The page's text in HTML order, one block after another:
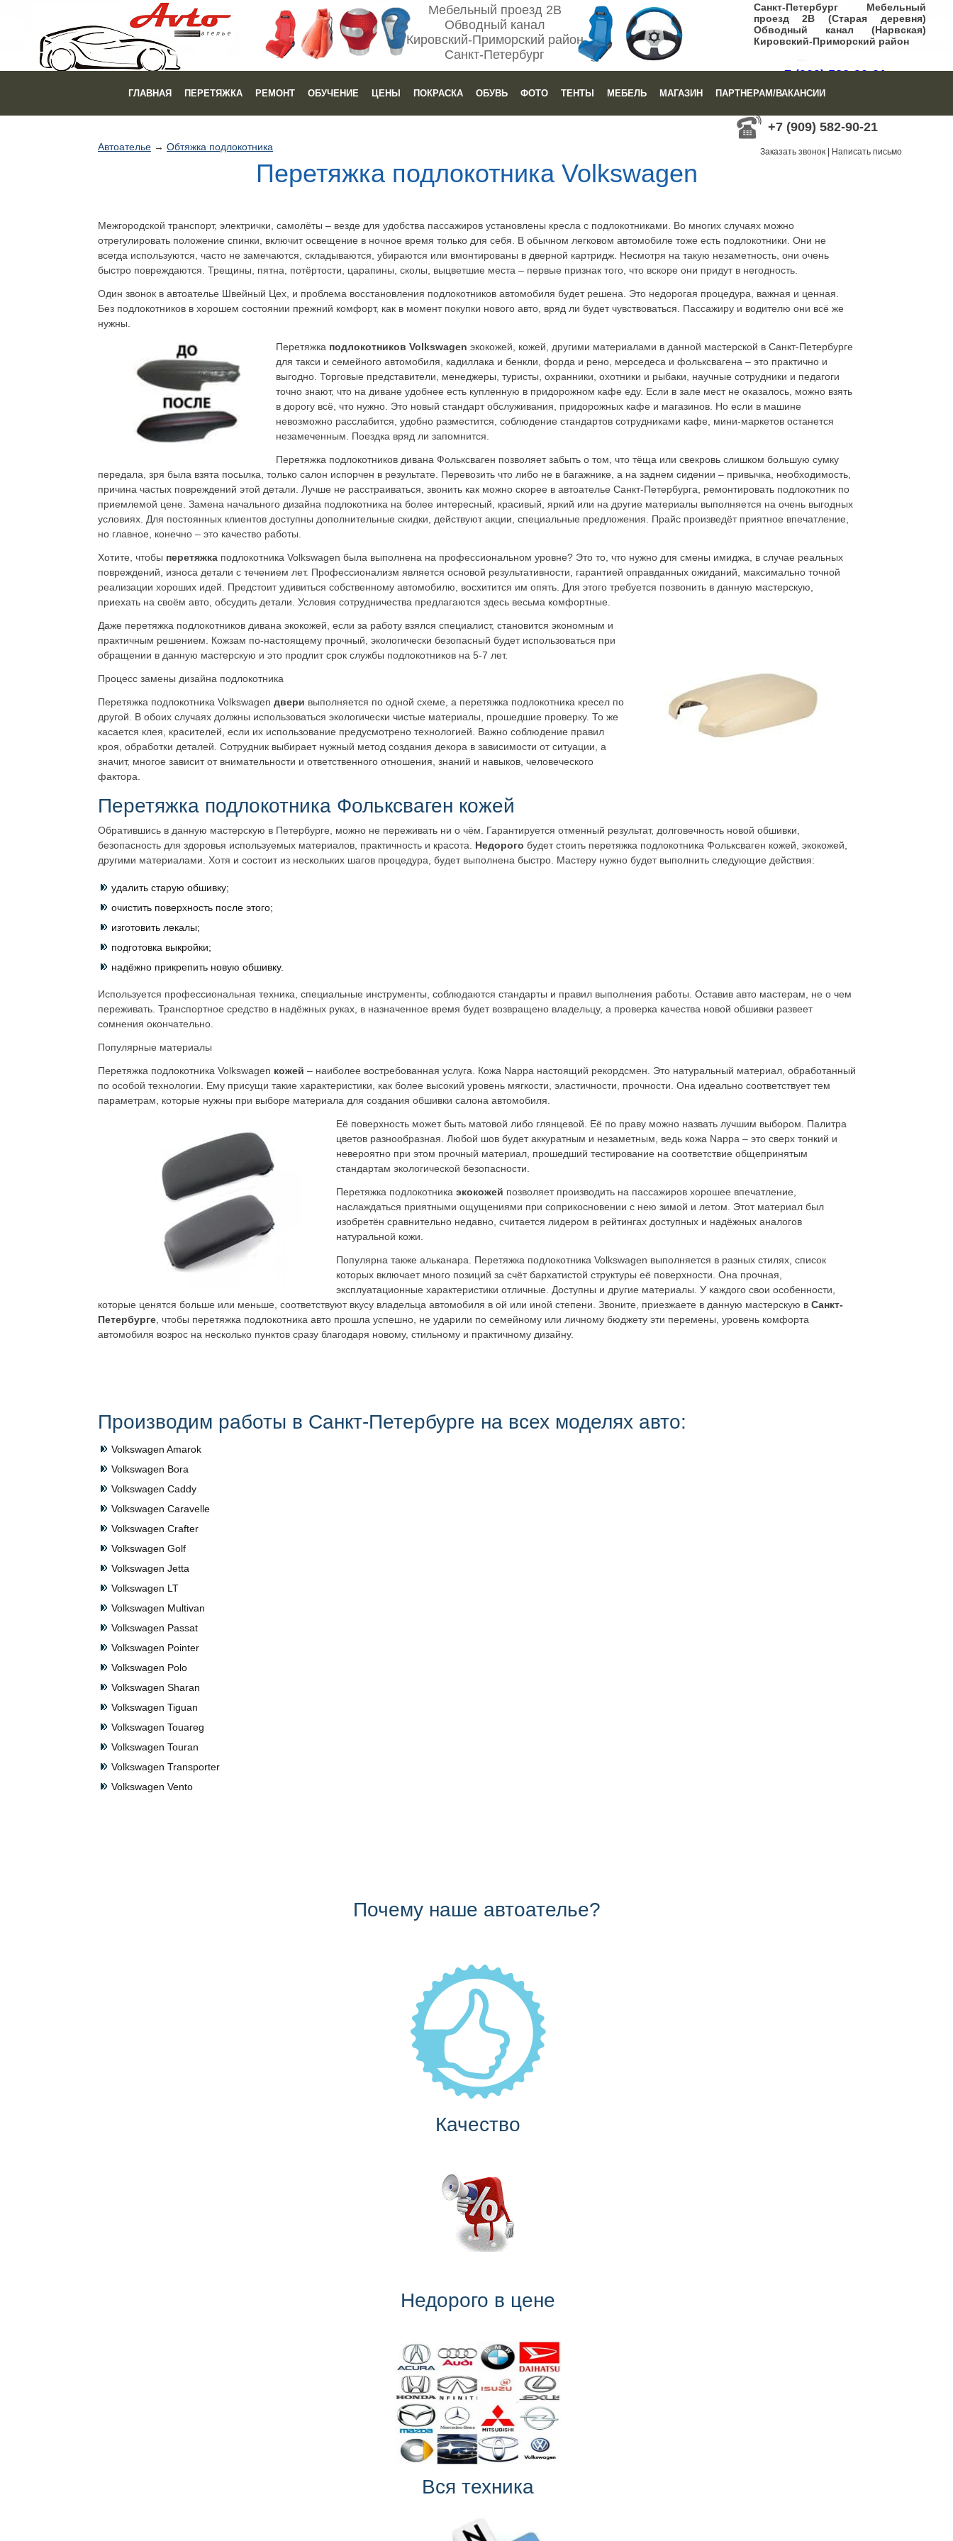
Мебельный проезд 2В
Обводный канал
Кировский-Приморский район
Санкт-Петербург
Санкт-Петербург Мебельный
проезд 2В (Старая деревня)
Обводный канал (Нарвская)
Кировский-Приморский район
+7 (909) 582-90-21
Заказать звонок|Написать письмо
+7 (909) 582-90-21
Заказать звонок Написать письмо
ГЛАВНАЯ ПЕРЕТЯЖКА РЕМОНТ ОБУЧЕНИЕ ЦЕНЫ ПОКРАСКА ОБУВЬ ФОТО ТЕНТЫ МЕБЕЛЬ МАГАЗИН ПАРТНЕРАМ/ВАКАНСИИ
Автоателье → Обтяжка подлокотника
Перетяжка подлокотника Volkswagen
Межгородской транспорт, электрички, самолёты – везде для удобства пассажиров установлены кресла с подлокотниками. Во многих случаях можно
отрегулировать положение спинки, включит освещение в ночное время только для себя. В обычном легковом автомобиле тоже есть подлокотники. Они не
всегда используются, часто не замечаются, складываются, убираются или вмонтированы в дверной картридж. Несмотря на такую незаметность, они очень
быстро повреждаются. Трещины, пятна, потёртости, царапины, сколы, выцветшие места – первые признак того, что вскоре они придут в негодность.
Один звонок в автоателье Швейный Цех, и проблема восстановления подлокотников автомобиля будет решена. Это недорогая процедура, важная и ценная.
Без подлокотников в хорошем состоянии прежний комфорт, как в момент покупки нового авто, вряд ли будет чувствоваться. Пассажиру и водителю они всё же
нужны.
Перетяжка подлокотников Volkswagen экокожей, кожей, другими материалами в данной мастерской в Санкт-Петербурге
для такси и семейного автомобиля, кадиллака и бенкли, форда и рено, мерседеса и фольксвагена – это практично и
выгодно. Торговые представители, менеджеры, туристы, охранники, охотники и рыбаки, научные сотрудники и педагоги
точно знают, что на диване удобнее есть купленную в придорожном кафе еду. Если в зале мест не оказалось, можно взять
в дорогу всё, что нужно. Это новый стандарт обслуживания, придорожных кафе и магазинов. Но если в машине
невозможно расслабится, удобно разместится, соблюдение стандартов сотрудниками кафе, мини-маркетов останется
незамеченным. Поездка вряд ли запомнится.
Перетяжка подлокотников дивана Фольксваген позволяет забыть о том, что тёща или свекровь слишком большую сумку
передала, зря была взята посылка, только салон испорчен в результате. Перевозить что либо не в багажнике, а на заднем сидении – привычка, необходимость,
причина частых повреждений этой детали. Лучше не расстраиваться, звонить как можно скорее в автоателье Санкт-Петербурга, ремонтировать подлокотник по
приемлемой цене. Замена начального дизайна подлокотника на более интересный, красивый, яркий или на другие материалы выполняется на очень выгодных
условиях. Для постоянных клиентов доступны дополнительные скидки, действуют акции, специальные предложения. Прайс произведёт приятное впечатление,
но главное, конечно – это качество работы.
Хотите, чтобы перетяжка подлокотника Volkswagen была выполнена на профессиональном уровне? Это то, что нужно для смены имиджа, в случае реальных
повреждений, износа детали с течением лет. Профессионализм является основой результативности, гарантией оправданных ожиданий, максимально точной
реализации хороших идей. Предстоит удивиться собственному автомобилю, восхитится им опять. Для этого требуется позвонить в данную мастерскую,
приехать на своём авто, обсудить детали. Условия сотрудничества предлагаются здесь весьма комфортные.
Даже перетяжка подлокотников дивана экокожей, если за работу взялся специалист, становится экономным и
практичным решением. Кожзам по-настоящему прочный, экологически безопасный будет использоваться при
обращении в данную мастерскую и это продлит срок службы подлокотников на 5-7 лет.
Процесс замены дизайна подлокотника
Перетяжка подлокотника Volkswagen двери выполняется по одной схеме, а перетяжка подлокотника кресел по
другой. В обоих случаях должны использоваться экологически чистые материалы, прошедшие проверку. То же
касается клея, красителей, если их использование предусмотрено технологией. Важно соблюдение правил
кроя, обработки деталей. Сотрудник выбирает нужный метод создания декора в зависимости от ситуации, а
значит, многое зависит от внимательности и ответственного отношения, знаний и навыков, человеческого
фактора.
Перетяжка подлокотника Фольксваген кожей
Обратившись в данную мастерскую в Петербурге, можно не переживать ни о чём. Гарантируется отменный результат, долговечность новой обшивки,
безопасность для здоровья используемых материалов, практичность и красота. Недорого будет стоить перетяжка подлокотника Фольксваген кожей, экокожей,
другими материалами. Хотя и состоит из нескольких шагов процедура, будет выполнена быстро. Мастеру нужно будет выполнить следующие действия:
удалить старую обшивку;
очистить поверхность после этого;
изготовить лекалы;
подготовка выкройки;
надёжно прикрепить новую обшивку.
Используется профессиональная техника, специальные инструменты, соблюдаются стандарты и правил выполнения работы. Оставив авто мастерам, не о чем
переживать. Транспортное средство в надёжных руках, в назначенное время будет возвращено владельцу, а проверка качества новой обшивки развеет
сомнения окончательно.
Популярные материалы
Перетяжка подлокотника Volkswagen кожей – наиболее востребованная услуга. Кожа Nappa настоящий рекордсмен. Это натуральный материал, обработанный
по особой технологии. Ему присущи такие характеристики, как более высокий уровень мягкости, эластичности, прочности. Она идеально соответствует тем
параметрам, которые нужны при выборе материала для создания обшивки салона автомобиля.
Её поверхность может быть матовой либо глянцевой. Её по праву можно назвать лучшим выбором. Палитра
цветов разнообразная. Любой шов будет аккуратным и незаметным, ведь кожа Nappa – это сверх тонкий и
невероятно при этом прочный материал, прошедший тестирование на соответствие общепринятым
стандартам экологической безопасности.
Перетяжка подлокотника экокожей позволяет производить на пассажиров хорошее впечатление,
наслаждаться приятными ощущениями при соприкосновении с нею зимой и летом. Этот материал был
изобретён сравнительно недавно, считается лидером в рейтингах доступных и надёжных аналогов
натуральной кожи.
Популярна также альканара. Перетяжка подлокотника Volkswagen выполняется в разных стилях, список
которых включает много позиций за счёт бархатистой структуры её поверхности. Она прочная,
эксплуатационные характеристики отличные. Доступны и другие материалы. У каждого свои особенности,
которые ценятся больше или меньше, соответствуют вкусу владельца автомобиля в ой или иной степени. Звоните, приезжаете в данную мастерскую в Санкт-
Петербурге , чтобы перетяжка подлокотника авто прошла успешно, не ударили по семейному или личному бюджету эти перемены, уровень комфорта
автомобиля возрос на несколько пунктов сразу благодаря новому, стильному и практичному дизайну.
Производим работы в Санкт-Петербурге на всех моделях авто:
Volkswagen Amarok
Volkswagen Bora
Volkswagen Caddy
Volkswagen Caravelle
Volkswagen Crafter
Volkswagen Golf
Volkswagen Jetta
Volkswagen LT
Volkswagen Multivan
Volkswagen Passat
Volkswagen Pointer
Volkswagen Polo
Volkswagen Sharan
Volkswagen Tiguan
Volkswagen Touareg
Volkswagen Touran
Volkswagen Transporter
Volkswagen Vento
Почему наше автоателье?
Качество
Недорого в цене
Вся техника